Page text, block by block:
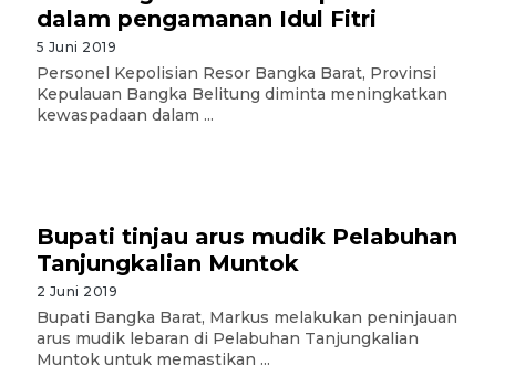
dalam pengamanan Idul Fitri
5 Juni 2019
Personel Kepolisian Resor Bangka Barat, Provinsi
Kepulauan Bangka Belitung diminta meningkatkan
kewaspadaan dalam ...
Bupati tinjau arus mudik Pelabuhan
Tanjungkalian Muntok
2 Juni 2019
Bupati Bangka Barat, Markus melakukan peninjauan
arus mudik lebaran di Pelabuhan Tanjungkalian
Muntok untuk memastikan ...